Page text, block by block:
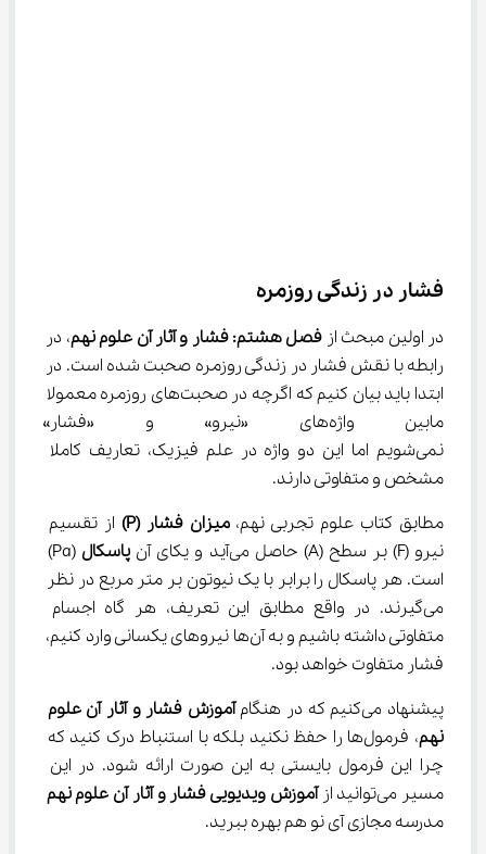
فشار در زندگی روزمره
در اولین مبحث از فصل هشتم: فشار و آثار آن علوم نهم، در
رابطه با نقش فشار در زندگی روزمره صحبت شده است. در
ابتدا باید بیان کنیم که اگرچه در صحبت‌های روزمره معمولا
مابین واژه‌های «نیرو» و
نمی‌شویم اما این دو واژه در علم فیزیک، تعاریف کاملا
مشخص و متفاوتی دارند.
مطابق کتاب علوم تجربی نهم، میزان فشار (P
) از تقسیم
نیرو (F) بر سطح (A) حاصل می‌آید و یکای آن
پاسکال
(Pa)
است. هر پاسکال را برابر با یک نیوتون بر متر مربع در نظر
می‌گیرند. در واقع مطابق این تعریف، هر گاه اجسام
متفاوتی داشته باشیم و به آن‌ها نیروهای یکسانی وارد کنیم،
فشار متفاوت خواهد بود.
پیشنهاد می‌کنیم که در هنگام
آموزش فشار و آثار آن علوم
نهم
، فرمول‌ها را حفظ نکنید بلکه با استنباط درک کنید که
چرا این فرمول بایستی به این صورت ارائه شود. در این
مسیر می‌توانید از
آموزش ویدیویی فشار و آثار آن علوم نهم
مدرسه مجازی آی نو هم بهره ببرید.